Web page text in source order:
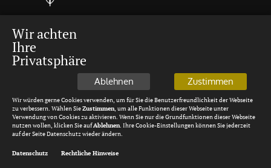
Wir achten
Ihre
Privatsphäre
Ablehnen Zustimmen
Wir würden gerne Cookies verwenden, um für Sie die Benutzerfreundlichkeit der Webseite
zu verbessern. Wählen SieZustimmen, um alle Funktionen dieser Webseite unter
Verwendung von Cookies zu aktivieren. Wenn Sie nur die Grundfunktionen dieser Webseite
nutzen wollen, klicken Sie aufAblehnen. Ihre Cookie-Einstellungen können Sie jederzeit
auf der Seite Datenschutz wieder ändern.
Datenschutz Rechtliche Hinweise